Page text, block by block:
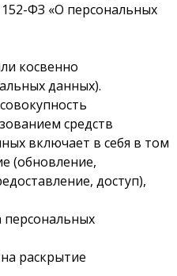
ФЗ «О персональных
косвенно
данных).
средств
включает в себя в том
(обновление,
доступ),
персональных
раскрытие